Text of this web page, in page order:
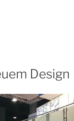
Design